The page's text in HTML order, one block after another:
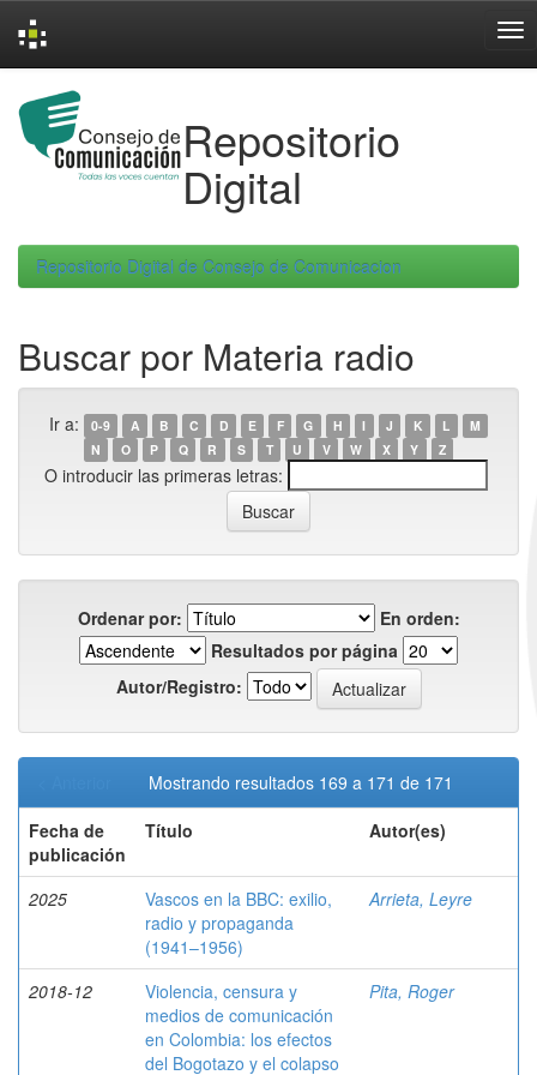
navigation
Repositorio
Digital
Repositorio Digital de Consejo de Comunicacion
Buscar por Materia radio
Ir a: 0-9 A B C D E F G H I J K L
M
N
O P Q R S T U V W X Y Z
O introducir las primeras letras:
Ordenar por:
En orden:
Resultados por página
Autor/Registro:
Mostrando resultados 169 a 171 de 171
Fecha de
publicación
Título Autor(es)
2025
Vascos en la BBC: exilio,
radio y propaganda
(1941–1956)
Arrieta, Leyre
2018-12
Violencia, censura y
medios de comunicación
en Colombia: los efectos
del Bogotazo y el colapso
Pita, Roger